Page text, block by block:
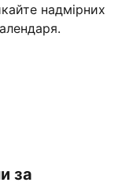
надмірних
за